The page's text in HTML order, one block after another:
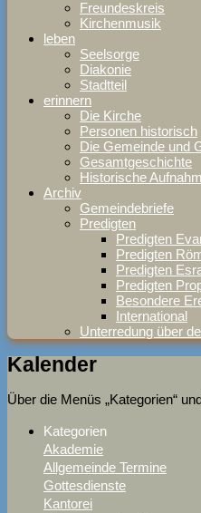
Freundeskreis
Kirchenmusik
leben
Seelsorge
Diakonie
Stadtteil
erinnern
Die Kirche
Personen historisch
Die Gemeinde und
Gesamtgeschichte
Historische
Archiv
Gemeindebriefe
Predigten
Predigten
Predigten
Predigten
Predigten
Besondere
International
Unterredung über
Kalender
Über die Menüs „Kategorien“
Kategorien
Akademie
Allgemeinde Termine
Gottesdienste
Kantorei